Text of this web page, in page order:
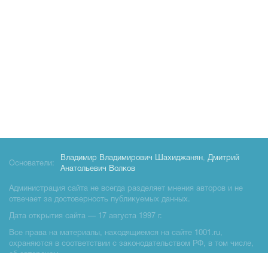
Основатели:
Владимир Владимирович Шахиджанян, Дмитрий
Анатольевич Волков
Администрация сайта не всегда разделяет мнения авторов и не
отвечает за достоверность публикуемых данных.
Дата открытия сайта — 17 августа 1997 г.
Все права на материалы, находящиемся на сайте 1001.ru,
охраняются в соответствии с законодательством РФ, в том числе,